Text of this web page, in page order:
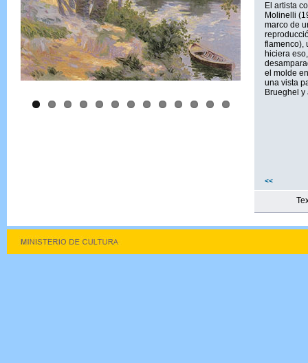
El artista
Molinelli
marco de
flamenco),
hiciera
el molde
una vista
Brueghel
<<